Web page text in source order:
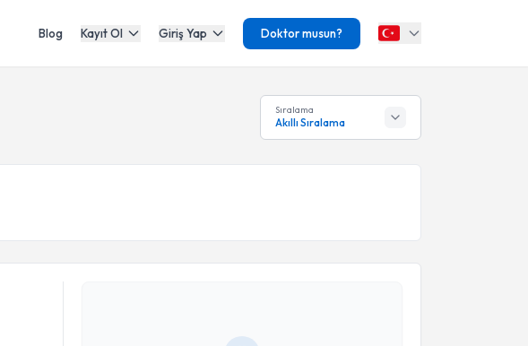
Blog Kayıt Ol Giriş Yap Doktor musun?
Sıralama
Akıllı Sıralama
Doç. Dr. Nihat Şen